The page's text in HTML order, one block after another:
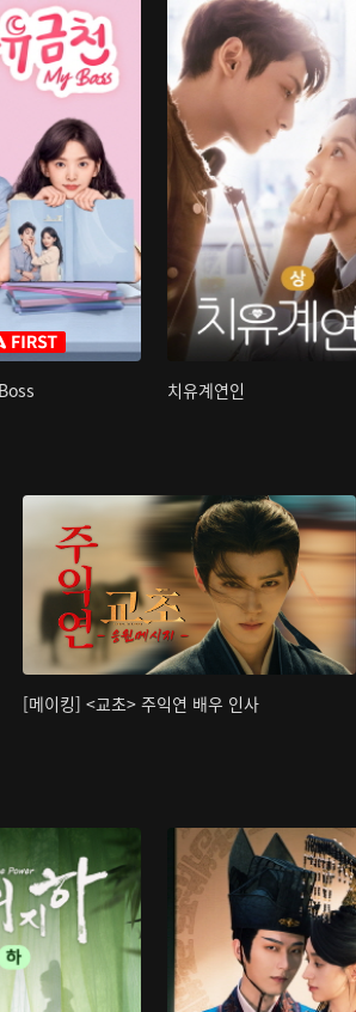
치유계연인
[메이킹] <교초> 주익연 배우 인사